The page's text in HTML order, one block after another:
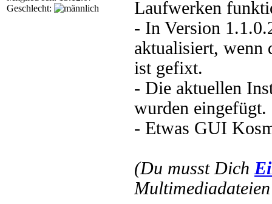
Geschlecht:
Laufwerken
- In Version
aktualisiert, wenn
ist gefixt.
- Die aktuellen
wurden eingefügt.
- Etwas GUI
(Du musst Dich